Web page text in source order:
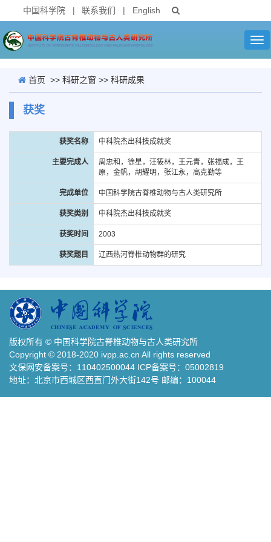
中国科学院 | 联系我们 | English
首页 >> 科研之窗 >> 科研成果
获奖
获奖名称 中科院杰出科技成就奖
主要完成人
周忠和，徐星，汪筱林，王元青，张福成，王
原，金帆，胡耀明，张江永，高克勤等
完成单位 中国科学院古脊椎动物与古人类研究所
获奖类别 中科院杰出科技成就奖
获奖时间 2003
获奖题目 辽西热河脊椎动物群的研究
版权所有 © 中国科学院古脊椎动物与古人类研究所
Copyright © 2018-2020 ivpp.ac.cn All rights reserved
文保网安备案号：110402500044 ICP备案号：05002819
地址：北京市西城区西直门外大街142号 邮编：100044